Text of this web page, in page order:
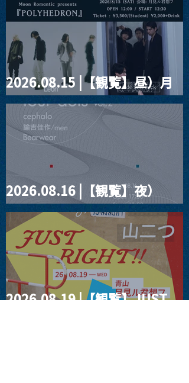
2026.08.15 |【観覧】昼）月
見ルpre.『POLYHEDRON』
2026.08.16 |【観覧】夜）
four dots vol.2
2026.08.19 |【観覧】JUST